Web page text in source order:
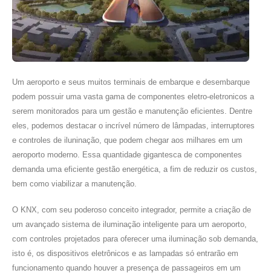
Um aeroporto e seus muitos terminais de embarque e desembarque
podem possuir uma vasta gama de componentes eletro-eletronicos a
serem monitorados para um gestão e manutenção eficientes. Dentre
eles, podemos destacar o incrível número de lâmpadas, interruptores
e controles de iluninação, que podem chegar aos milhares em um
aeroporto moderno. Essa quantidade gigantesca de componentes
demanda uma eficiente gestão energética, a fim de reduzir os custos,
bem como viabilizar a manutenção.
O KNX, com seu poderoso conceito integrador, permite a criação de
um avançado sistema de iluminação inteligente para um aeroporto,
com controles projetados para oferecer uma iluminação sob demanda,
isto é, os dispositivos eletrônicos e as lampadas só entrarão em
funcionamento quando houver a presença de passageiros em um